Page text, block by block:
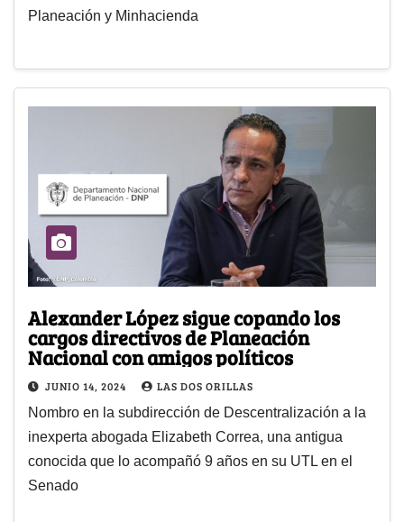
Planeación y Minhacienda
Alexander López sigue copando los
cargos directivos de Planeación
Nacional con amigos políticos
JUNIO 14, 2024 LAS DOS ORILLAS
Nombro en la subdirección de Descentralización a la
inexperta abogada Elizabeth Correa, una antigua
conocida que lo acompañó 9 años en su UTL en el
Senado